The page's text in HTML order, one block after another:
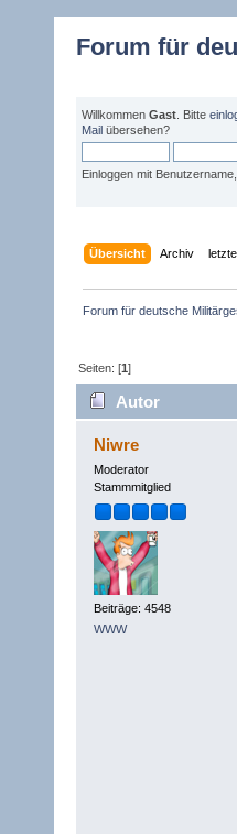
Forum für
Willkommen Gast . Bitte
Mail übersehen?
Einloggen mit
Übersicht Archiv
Forum für deutsche
Seiten: [1]
Autor
mal)
Niwre
Moderator
Stammmitglied
Beiträge: 4548
WWW